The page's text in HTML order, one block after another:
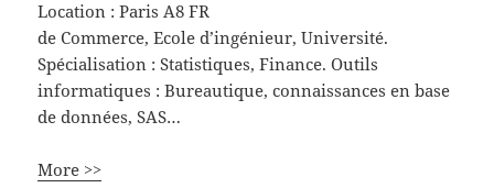
Location :Paris A8 FR
de Commerce, Ecole d’ingénieur, Université.
Spécialisation : Statistiques, Finance. Outils
informatiques : Bureautique, connaissances en base
de données, SAS…
More >>